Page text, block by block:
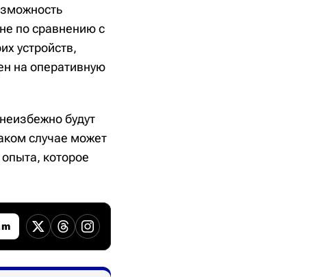
по сравнению с
устройств,
на оперативную
будут
случае может
которое